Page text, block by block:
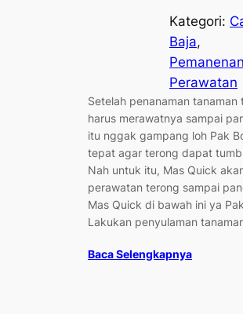
Kategori:
Baja
Pemanenan
Perawatan
Setelah penanaman
harus merawatnya sampai
itu nggak gampang loh Pak
tepat agar terong dapat
Nah untuk itu, Mas Quick
perawatan terong sampai
Mas Quick di bawah ini ya
Lakukan penyulaman
Baca Selengkapnya